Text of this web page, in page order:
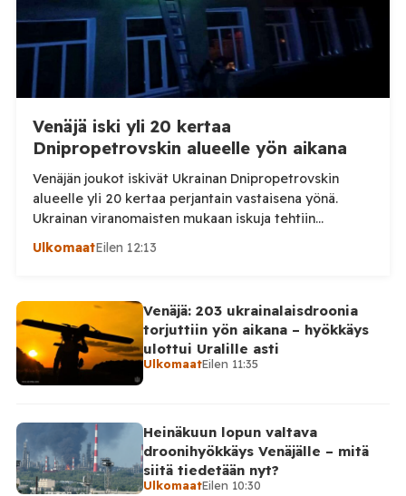
Venäjä iski yli 20 kertaa
Dnipropetrovskin alueelle yön aikana
Venäjän joukot iskivät Ukrainan Dnipropetrovskin
alueelle yli 20 kertaa perjantain vastaisena yönä.
Ukrainan viranomaisten mukaan iskuja tehtiin
kertoi perjantaiaamuna 7. elokuuta julkaisemassaan
Telegram-päivityksessä, että Venäjän joukot
hyökkäsivät yön aikana yli 20 kertaa viidelle alueelle.
Nikopolin alueella iskuja kohdistui Nikopolin
kaupunkiin sekä […]
UlkomaatEilen 12:13
Venäjä: 203 ukrainalaisdroonia
torjuttiin yön aikana – hyökkäys
ulottui Uralille asti
UlkomaatEilen 11:35
Heinäkuun lopun valtava
droonihyökkäys Venäjälle – mitä
siitä tiedetään nyt?
UlkomaatEilen 10:30